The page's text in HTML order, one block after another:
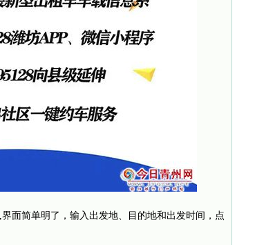
面简单明了，输入出发地、目的地和出发时间，点